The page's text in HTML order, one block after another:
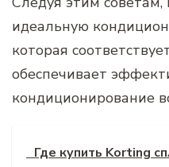
идеальную
которая
обеспечивает
кондиционирование
Где купить Korting